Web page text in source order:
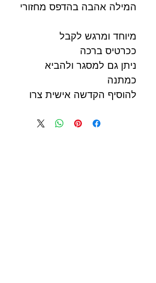
המילה אהבה בהדפס מחזורי
מיוחד ומרגש לקבל
ככרטיס ברכה
ניתן גם למסגר ולהביא
כמתנה
להוסיף הקדשה אישית צרו